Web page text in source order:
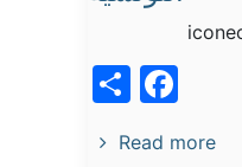
Read more